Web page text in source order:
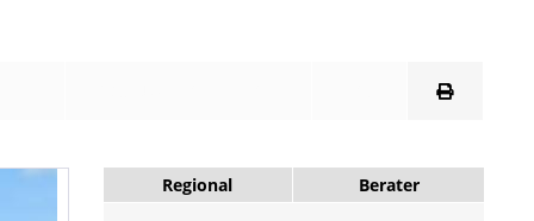
Regional Berater